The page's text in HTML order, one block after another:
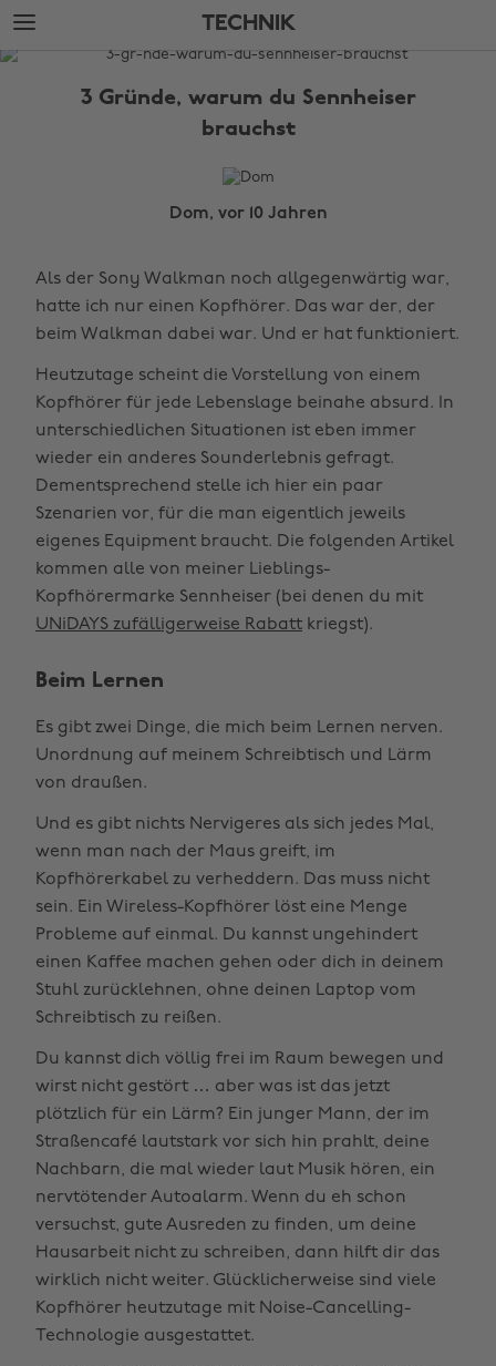
Weiter
zur
Hauptseite
Fußzeile
überspringen
TECHNIK
The
3 Gründe, warum du Sennheiser
brauchst
Dom, vor 10 Jahren
Als der Sony Walkman noch allgegenwärtig war,
hatte ich nur einen Kopfhörer. Das war der, der
beim Walkman dabei war. Und er hat funktioniert.
Heutzutage scheint die Vorstellung von einem
Kopfhörer für jede Lebenslage beinahe absurd. In
unterschiedlichen Situationen ist eben immer
wieder ein anderes Sounderlebnis gefragt.
Dementsprechend stelle ich hier ein paar
Szenarien vor, für die man eigentlich jeweils
eigenes Equipment braucht. Die folgenden Artikel
kommen alle von meiner Lieblings-
Kopfhörermarke Sennheiser (bei denen du mit
UNiDAYS zufälligerweise Rabatt kriegst).
Beim Lernen
Es gibt zwei Dinge, die mich beim Lernen nerven.
Unordnung auf meinem Schreibtisch und Lärm
von draußen.
Und es gibt nichts Nervigeres als sich jedes Mal,
wenn man nach der Maus greift, im
Kopfhörerkabel zu verheddern. Das muss nicht
sein. Ein Wireless-Kopfhörer löst eine Menge
Probleme auf einmal. Du kannst ungehindert
einen Kaffee machen gehen oder dich in deinem
Stuhl zurücklehnen, ohne deinen Laptop vom
Schreibtisch zu reißen.
Du kannst dich völlig frei im Raum bewegen und
wirst nicht gestört … aber was ist das jetzt
plötzlich für ein Lärm? Ein junger Mann, der im
Straßencafé lautstark vor sich hin prahlt, deine
Nachbarn, die mal wieder laut Musik hören, ein
nervtötender Autoalarm. Wenn du eh schon
versuchst, gute Ausreden zu finden, um deine
Hausarbeit nicht zu schreiben, dann hilft dir das
wirklich nicht weiter. Glücklicherweise sind viele
Kopfhörer heutzutage mit Noise-Cancelling-
Technologie ausgestattet.